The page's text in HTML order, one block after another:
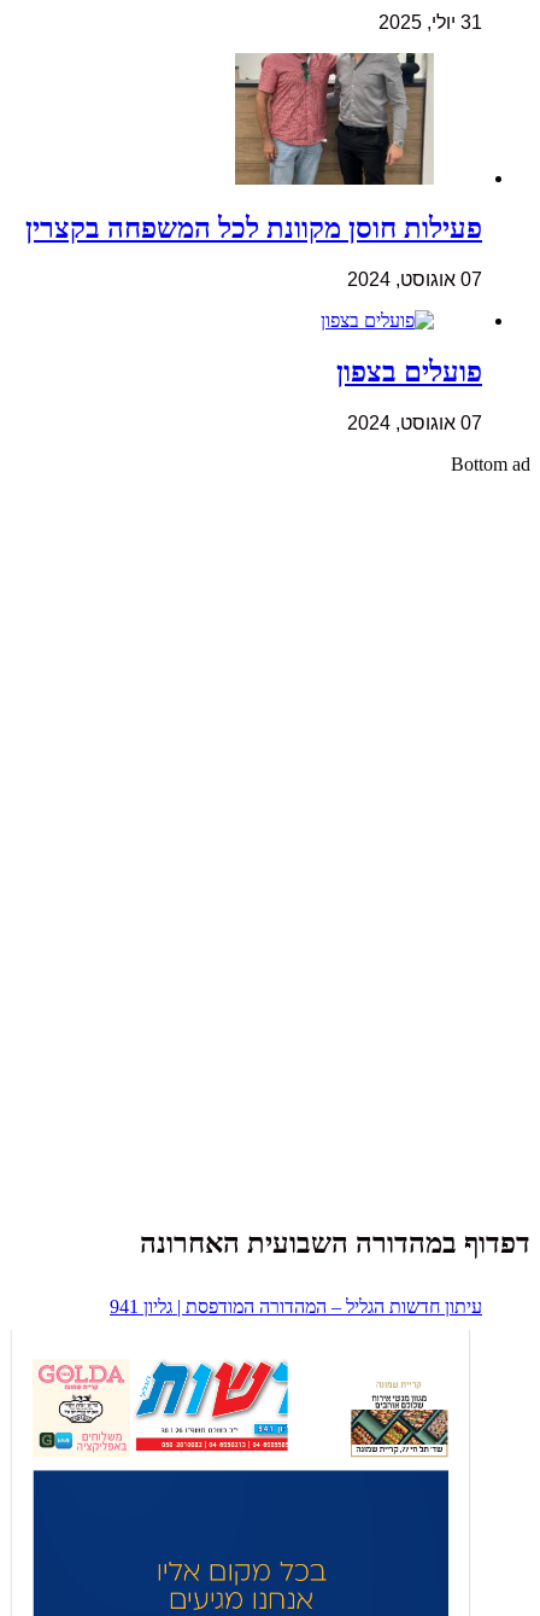
31 יולי, 2025
פעילות חוסן מקוונת לכל המשפחה בקצרין
07 אוגוסט, 2024
פועלים בצפון
07 אוגוסט, 2024
Bottom ad
דפדוף במהדורה השבועית האחרונה
עיתון חדשות הגליל – המהדורה המודפסת | גליון 941